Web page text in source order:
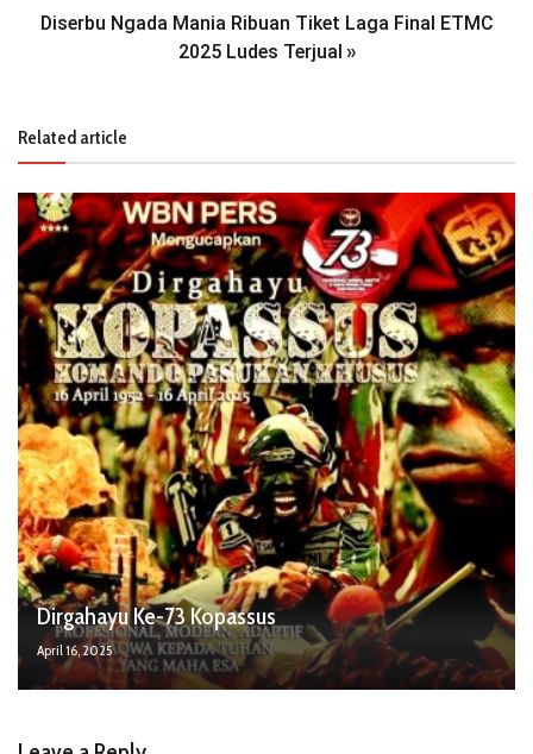
Diserbu Ngada Mania Ribuan Tiket Laga Final ETMC
2025 Ludes Terjual »
Related article
Dirgahayu Ke-73 Kopassus
April 16, 2025